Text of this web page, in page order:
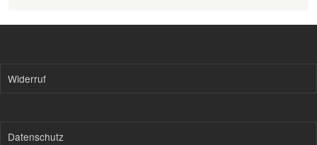
Widerruf
Datenschutz